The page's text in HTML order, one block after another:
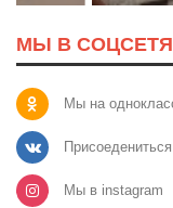
МЫ В
Мы на
Мы в instagram